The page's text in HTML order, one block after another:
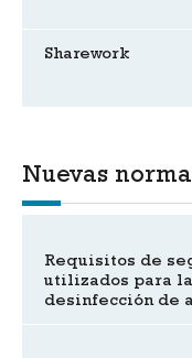
Sharework
Nuevas
Requisitos de
utilizados para la
desinfección de